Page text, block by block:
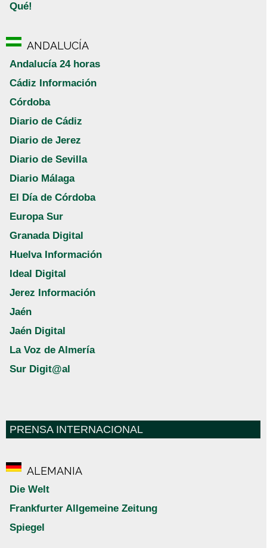
Qué!
ANDALUCÍA
Andalucía 24 horas
Cádiz Información
Córdoba
Diario de Cádiz
Diario de Jerez
Diario de Sevilla
Diario Málaga
El Día de Córdoba
Europa Sur
Granada Digital
Huelva Información
Ideal Digital
Jerez Información
Jaén
Jaén Digital
La Voz de Almería
Sur Digit@al
PRENSA INTERNACIONAL
ALEMANIA
Die Welt
Frankfurter Allgemeine Zeitung
Spiegel